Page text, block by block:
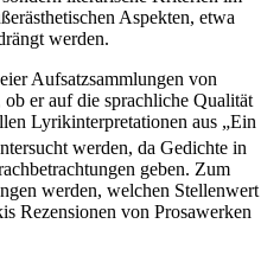
Aspekten, etwa
werden.
Aufsatzsammlungen von
er auf die sprachliche Qualität
Lyrikinterpretationen aus „Ein
werden, da Gedichte in
geben. Zum
werden, welchen Stellenwert
Rezensionen von Prosawerken